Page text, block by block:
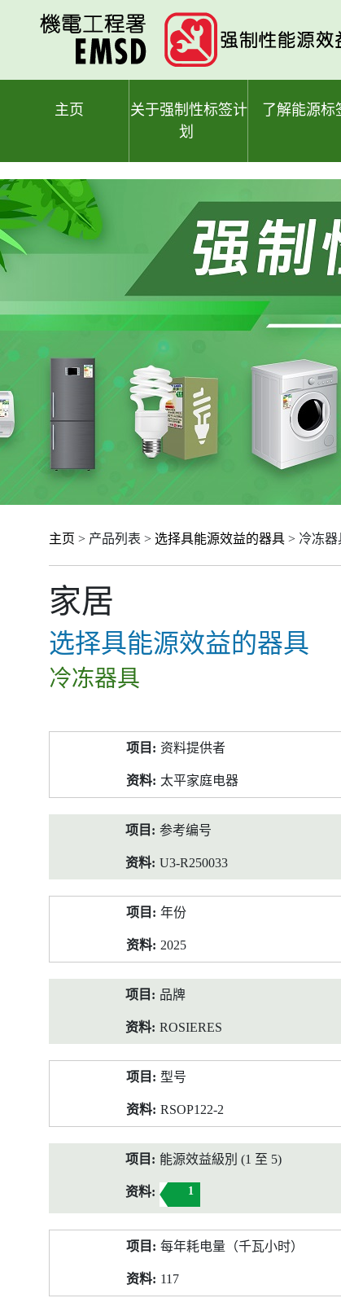
主页
关于强制性标签计
划
了解能源标
主页 > 产品列表 > 选择具能源效益的器具 > 冷冻器
家居
选择具能源效益的器具
冷冻器具
料
资料提供者
太平家庭电器
参考编号
U3-R250033
年份
2025
品牌
ROSIERES
型号
RSOP122-2
能源效益級別 (1 至 5)
1
每年耗电量（千瓦小时）
117